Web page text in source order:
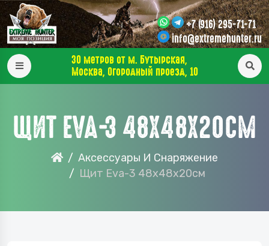
+7 (916) 295-71-71
info@extremehunter.ru
30 метров от м. Бутырская,
Москва, Огородный проезд, 10
ЩИТ EVA-3 48Х48Х20СМ
Аксессуары И Снаряжение
Щит Eva-3 48х48х20см